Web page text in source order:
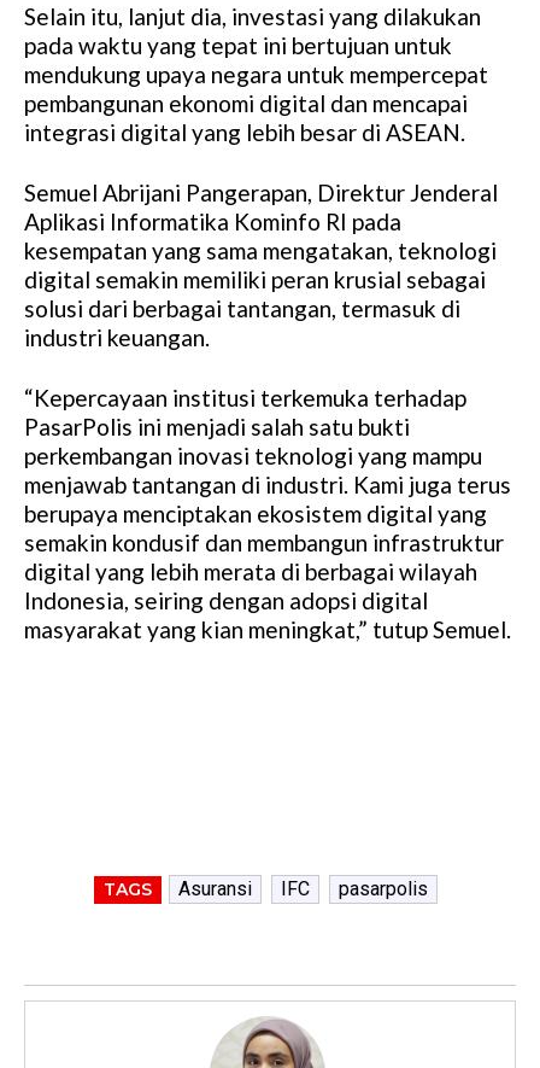
Selain itu, lanjut dia, investasi yang dilakukan
pada waktu yang tepat ini bertujuan untuk
mendukung upaya negara untuk mempercepat
pembangunan ekonomi digital dan mencapai
integrasi digital yang lebih besar di ASEAN.
Semuel Abrijani Pangerapan, Direktur Jenderal
Aplikasi Informatika Kominfo RI pada
kesempatan yang sama mengatakan, teknologi
digital semakin memiliki peran krusial sebagai
solusi dari berbagai tantangan, termasuk di
industri keuangan.
“Kepercayaan institusi terkemuka terhadap
PasarPolis ini menjadi salah satu bukti
perkembangan inovasi teknologi yang mampu
menjawab tantangan di industri. Kami juga terus
berupaya menciptakan ekosistem digital yang
semakin kondusif dan membangun infrastruktur
digital yang lebih merata di berbagai wilayah
Indonesia, seiring dengan adopsi digital
masyarakat yang kian meningkat,” tutup Semuel.
TAGS Asuransi IFC pasarpolis